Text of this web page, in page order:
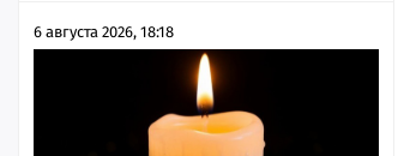
6 августа 2026, 18:18